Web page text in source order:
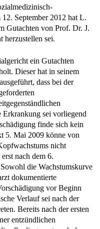
September 2012 hat L.
Gutachten von Prof. Dr. J.
herzustellen sei.
Dieser hat in seinem
dass bei der
sei vorliegend
finde sich kein
5. Mai 2009 könne von
nicht
nach dem 6.
die Wachstumskurve
dokumentierte
vor Beginn
Verlauf sei nach der
Bereits nach der ersten
entzündlichen
allerdings erst nach den